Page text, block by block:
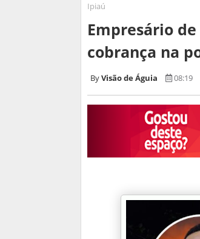
Ipiaú
Empresário
cobrança na
Visão de Águia 08:19